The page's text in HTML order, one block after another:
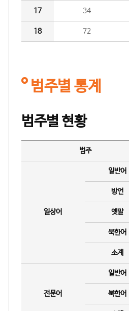
17 34
18 72
범주별 통계
범주별 현황
범주
일상어
일반어
방언
옛말
북한어
소계
전문어
일반어
북한어